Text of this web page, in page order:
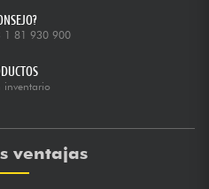
1 81 930 900
inventario
ventajas